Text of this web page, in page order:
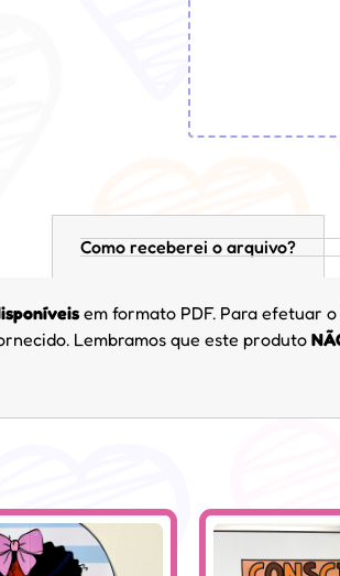
Como receberei o arquivo?
em formato PDF. Para efetuar o
Lembramos que este produto